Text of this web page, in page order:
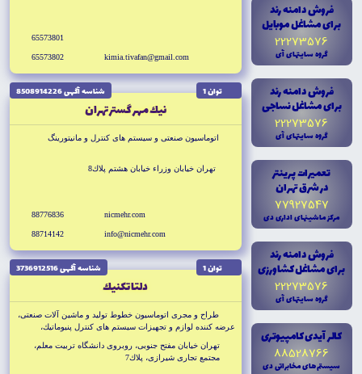
فروش دامنه رند
براى مشاغل موبايل
22273576
گروه سايتهاى آى
فروش دامنه رند
براى مشاغل نساجى
22273576
گروه سايتهاى آى
تعميرات پرينتر
در شرق تهران
77927547
مرکز ماشينهاى ادارى دى
فروش دامنه رند
براى مشاغل کشاورزى
22273576
گروه سايتهاى آى
کالر آيدى کامپيوترى
88528766
سيستم هاى مخابراتى دى
kimia.tivafan@gmail.com
65573801
65573802
توان 1 شناسه آگهى 8508914226
نيك مهر گستر تهران
اتوماسيون صنعتى و سيستم هاى كنترل و مانيتورينگ
تهران خيابان وزراء خيابان هشتم پلاك8
nicmehr.com
info@nicmehr.com
88776836
88714142
توان 1 شناسه آگهى 3736912516
دلتا تكنيك
طراح و مجرى اتوماسيون خطوط توليد و ماشين آلات صنعتى،
عرضه كننده لوازم و تجهيزات سيستم هاى كنترل پنيوماتيك،
تهران خيابان مفتح جنوبى، روبروى دانشگاه تربيت معلم،
مجتمع تجارى شيرازى، پلاك7